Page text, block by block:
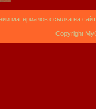
материалов ссылка на
Copyright